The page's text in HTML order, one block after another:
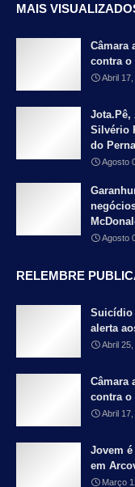
MAIS
Câmara
contra o
Abril 17,
Jota.Pê,
Silvério
do
Agosto
Agosto
RELEMBRE
Suicídio
alerta
Abril
Câmara
contra o
Abril 17,
Jovem
em
Março